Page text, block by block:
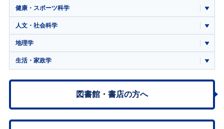
健康・スポーツ科学
人文・社会科学
地理学
生活・家政学
図書館・書店の方へ